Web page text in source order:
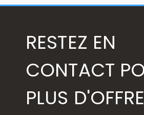
RESTEZ EN
CONTACT
PLUS